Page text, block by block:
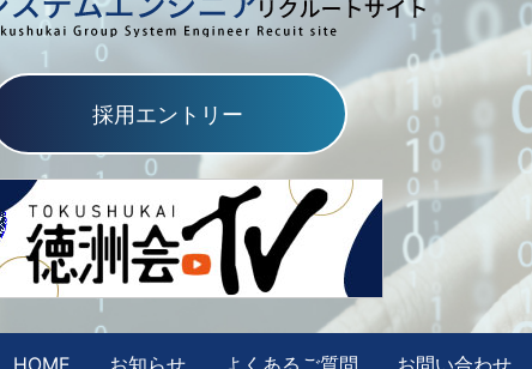
採用エントリー